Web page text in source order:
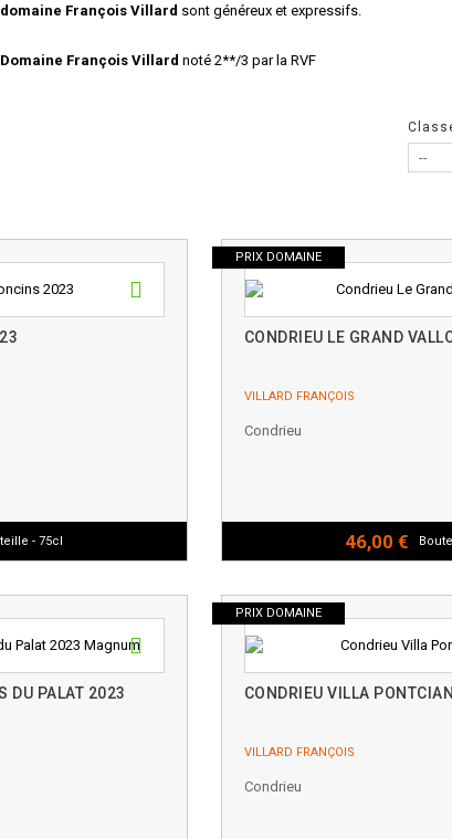
domaine François Villard sont généreux et expressifs.
Domaine François Villard noté 2**/3 par la RVF
- 75cl
PRIX DOMAINE
CONDRIEU LE GRAND
VILLARD FRANÇOIS
Condrieu
46,00 €
DU PALAT 2023
PRIX DOMAINE
CONDRIEU VILLA
VILLARD FRANÇOIS
Condrieu